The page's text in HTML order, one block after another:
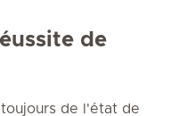
de
de l'état de